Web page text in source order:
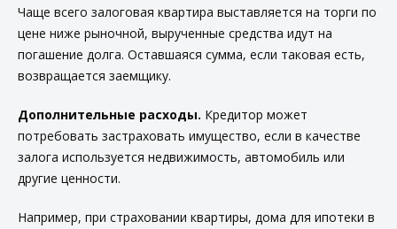
Чаще всего залоговая квартира выставляется на торги по
цене ниже рыночной, вырученные средства идут на
погашение долга. Оставшаяся сумма, если таковая есть,
возвращается заемщику.
Дополнительные расходы. Кредитор может
потребовать застраховать имущество, если в качестве
залога используется недвижимость, автомобиль или
другие ценности.
Например, при страховании квартиры, дома для ипотеки в